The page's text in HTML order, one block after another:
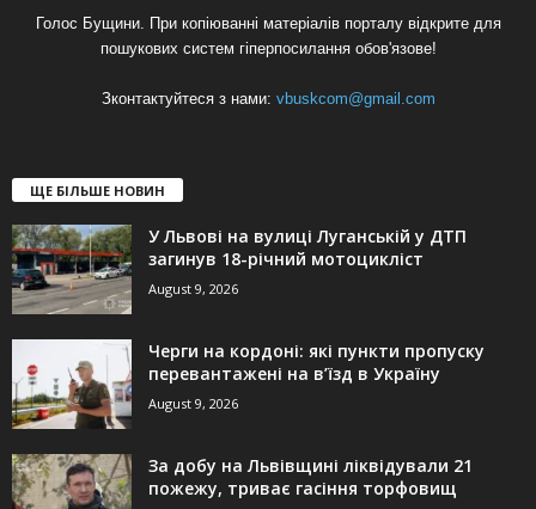
Голос Бущини. При копіюванні матеріалів порталу відкрите для
пошукових систем гіперпосилання обов'язове!
Зконтактуйтеся з нами: vbuskcom@gmail.com
ЩЕ БІЛЬШЕ НОВИН
У Львові на вулиці Луганській у ДТП
загинув 18-річний мотоцикліст
August 9, 2026
Черги на кордоні: які пункти пропуску
перевантажені на в’їзд в Україну
August 9, 2026
За добу на Львівщині ліквідували 21
пожежу, триває гасіння торфовищ